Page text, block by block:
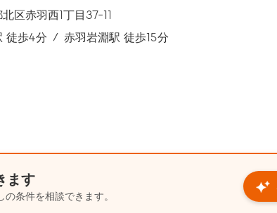
区赤羽西1丁目37-11
徒歩4分
赤羽岩淵駅 徒歩15分
ます
条件を相談できます。